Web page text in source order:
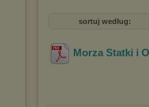
sortuj według:
Morza Statki i